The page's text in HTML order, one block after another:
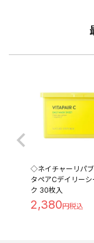
◇ネイチャーリパ
タペアCデイリーシ
ク 30枚入
2,380